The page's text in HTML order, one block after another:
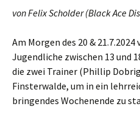
von Felix Schol­der (Black Ace
Am Mor­gen des 20 &
Jugend­li­che zwi­schen 13 und
die zwei Trai­ner (Phil­lip
Fins­ter­wal­de, um in ein
brin­gen­des Wochen­en­de zu